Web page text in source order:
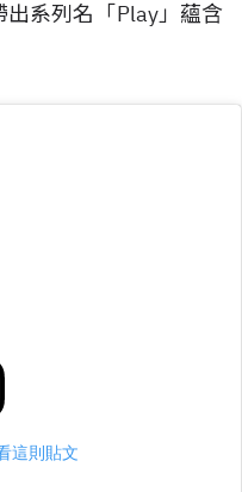
系列名「Play」蘊含
這則貼文